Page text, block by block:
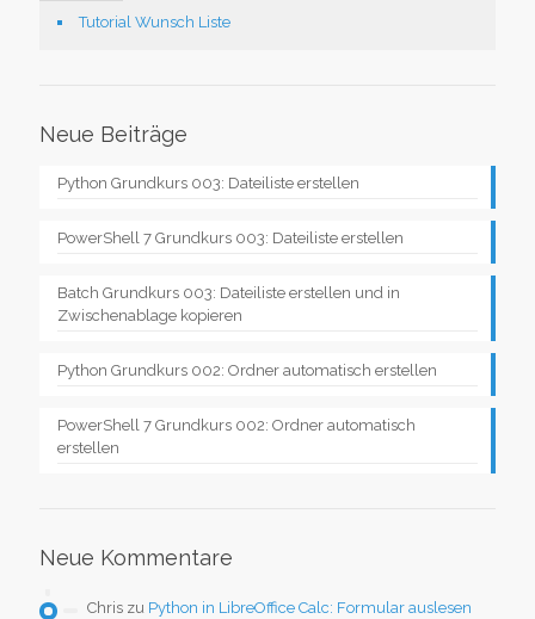
Tutorial Wunsch Liste
Neue Beiträge
Python Grundkurs 003: Dateiliste erstellen
PowerShell 7 Grundkurs 003: Dateiliste erstellen
Batch Grundkurs 003: Dateiliste erstellen und in
Zwischenablage kopieren
Python Grundkurs 002: Ordner automatisch erstellen
PowerShell 7 Grundkurs 002: Ordner automatisch
erstellen
Neue Kommentare
Chris zu Python in LibreOffice Calc: Formular auslesen